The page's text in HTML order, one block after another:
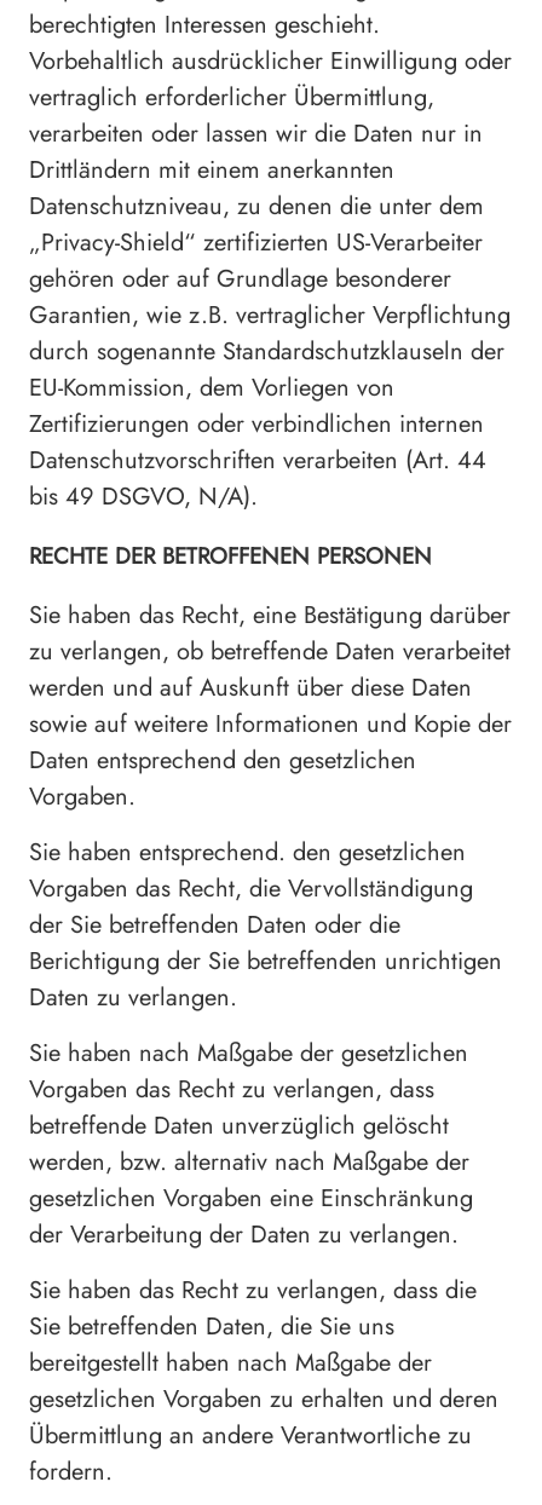
berechtigten Interessen geschieht.
Vorbehaltlich ausdrücklicher Einwilligung oder
vertraglich erforderlicher Übermittlung,
verarbeiten oder lassen wir die Daten nur in
Drittländern mit einem anerkannten
Datenschutzniveau, zu denen die unter dem
„Privacy-Shield“ zertifizierten US-Verarbeiter
gehören oder auf Grundlage besonderer
Garantien, wie z.B. vertraglicher Verpflichtung
durch sogenannte Standardschutzklauseln der
EU-Kommission, dem Vorliegen von
Zertifizierungen oder verbindlichen internen
Datenschutzvorschriften verarbeiten (Art. 44
bis 49 DSGVO, N/A).
RECHTE DER BETROFFENEN PERSONEN
Sie haben das Recht, eine Bestätigung darüber
zu verlangen, ob betreffende Daten verarbeitet
werden und auf Auskunft über diese Daten
sowie auf weitere Informationen und Kopie der
Daten entsprechend den gesetzlichen
Vorgaben.
Sie haben entsprechend. den gesetzlichen
Vorgaben das Recht, die Vervollständigung
der Sie betreffenden Daten oder die
Berichtigung der Sie betreffenden unrichtigen
Daten zu verlangen.
Sie haben nach Maßgabe der gesetzlichen
Vorgaben das Recht zu verlangen, dass
betreffende Daten unverzüglich gelöscht
werden, bzw. alternativ nach Maßgabe der
gesetzlichen Vorgaben eine Einschränkung
der Verarbeitung der Daten zu verlangen.
Sie haben das Recht zu verlangen, dass die
Sie betreffenden Daten, die Sie uns
bereitgestellt haben nach Maßgabe der
gesetzlichen Vorgaben zu erhalten und deren
Übermittlung an andere Verantwortliche zu
fordern.